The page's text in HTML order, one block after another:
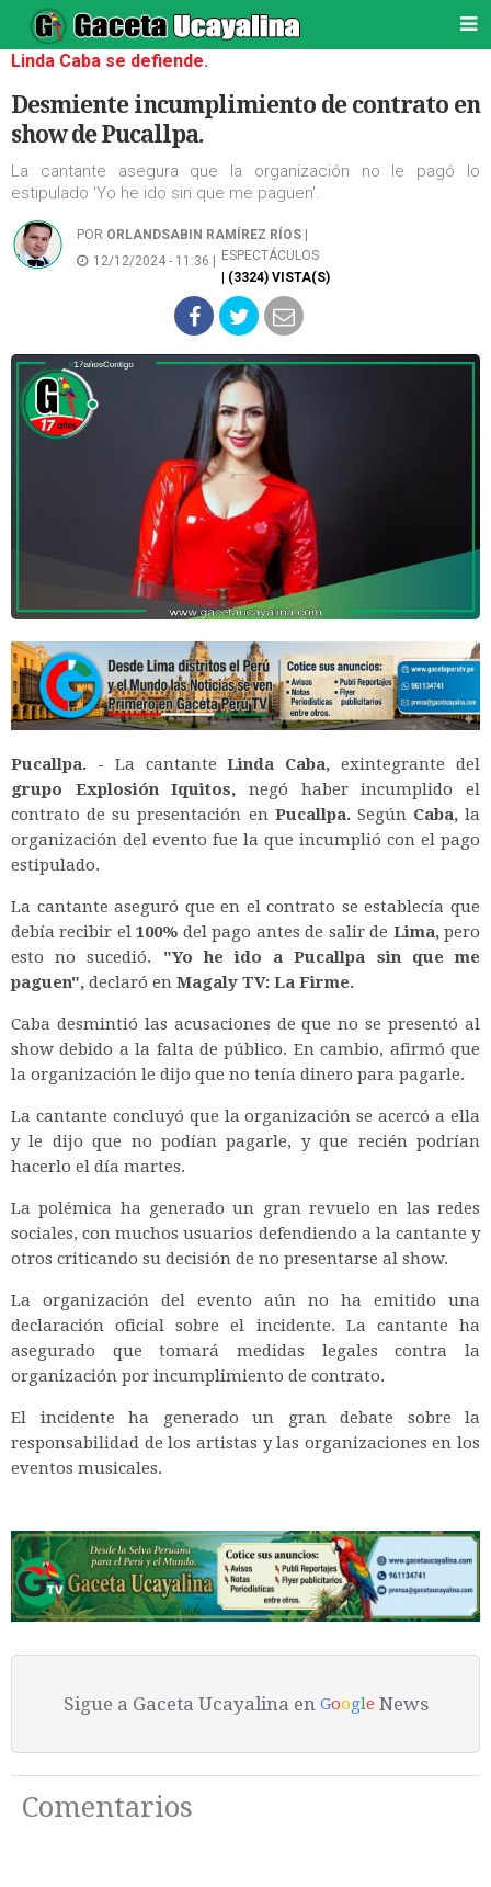
Linda Caba se defiende.
Desmiente incumplimiento de contrato en
show de Pucallpa.
La cantante asegura que la organización no le pagó lo
estipulado 'Yo he ido sin que me paguen'.
POR ORLANDSABIN RAMÍREZ RÍOS
12/12/2024 - 11:36 |
ESPECTÁCULOS
| (3324) VISTA(S)
Pucallpa. - La cantanteLinda Caba, exintegrante del
grupo Explosión Iquitos, negó haber incumplido el
contrato de su presentación en Pucallpa.Según Caba,la
organización del evento fue la que incumplió con el pago
estipulado.
La cantante aseguró que en el contrato se establecía que
debía recibir el100% del pago antes de salir de Lima,pero
esto no sucedió. "Yo he ido a Pucallpa sin que me
paguen", declaró en Magaly TV: La Firme.
Caba desmintió las acusaciones de que no se presentó al
show debido a la falta de público. En cambio, afirmó que
la organización le dijo que no tenía dinero para pagarle.
La cantante concluyó que la organización se acercó a ella
y le dijo que no podían pagarle, y que recién podrían
hacerlo el día martes.
La polémica ha generado un gran revuelo en las redes
sociales, con muchos usuarios defendiendo a la cantante y
otros criticando su decisión de no presentarse al show.
La organización del evento aún no ha emitido una
declaración oficial sobre el incidente. La cantante ha
asegurado que tomará medidas legales contra la
organización por incumplimiento de contrato.
El incidente ha generado un gran debate sobre la
responsabilidad de los artistas y las organizaciones en los
eventos musicales.
Sigue a Gaceta Ucayalina en Google News
Comentarios